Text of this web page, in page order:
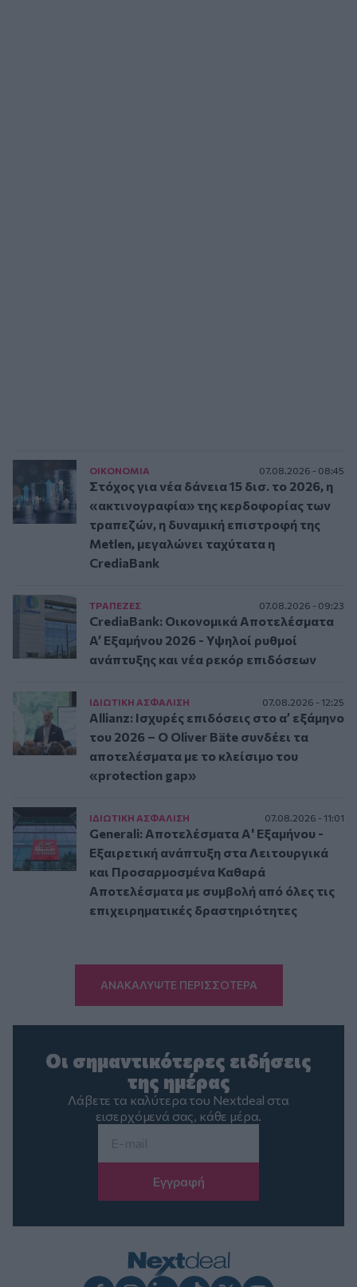
ΟΙΚΟΝΟΜΙΑ 07.08.2026 - 08:45
Στόχος για νέα δάνεια 15 δισ. το 2026, η
«ακτινογραφία» της κερδοφορίας των
τραπεζών, η δυναμική επιστροφή της
Metlen, μεγαλώνει ταχύτατα η
CrediaBank
ΤΡAΠΕΖΕΣ 07.08.2026 - 09:23
CrediaBank: Οικονομικά Αποτελέσματα
A’ Εξαμήνου 2026 - Υψηλοί ρυθμοί
ανάπτυξης και νέα ρεκόρ επιδόσεων
ΙΔΙΩΤΙΚΗ ΑΣΦAΛΙΣΗ 07.08.2026 - 12:25
Allianz: Ισχυρές επιδόσεις στο α’ εξάμηνο
του 2026 – Ο Oliver Bäte συνδέει τα
αποτελέσματα με το κλείσιμο του
«protection gap»
ΙΔΙΩΤΙΚΗ ΑΣΦAΛΙΣΗ 07.08.2026 - 11:01
Generali: Αποτελέσματα Α' Εξαμήνου -
Εξαιρετική ανάπτυξη στα Λειτουργικά
και Προσαρμοσμένα Καθαρά
Αποτελέσματα με συμβολή από όλες τις
επιχειρηματικές δραστηριότητες
ΑΝΑΚΑΛΥΨΤΕ ΠΕΡΙΣΣΟΤΕΡΑ
Οι σημαντικότερες ειδήσεις
της ημέρας
Λάβετε τα καλύτερα του Nextdeal στα
εισερχόμενά σας, κάθε μέρα.